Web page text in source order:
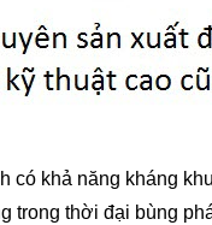
có khả năng kháng
thời đại bùng